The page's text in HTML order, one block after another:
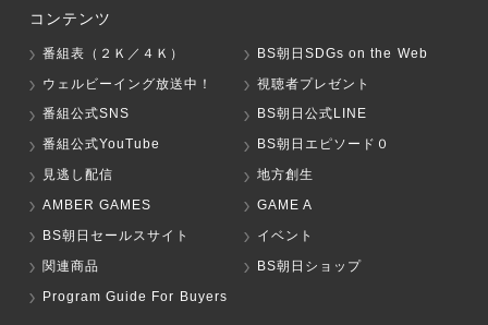
コンテンツ
番組表（２Ｋ／４Ｋ）
BS朝日SDGs on the Web
ウェルビーイング放送中！
視聴者プレゼント
番組公式SNS
BS朝日公式LINE
番組公式YouTube
BS朝日エピソード０
見逃し配信
地方創生
AMBER GAMES
GAME A
BS朝日セールスサイト
イベント
関連商品
BS朝日ショップ
Program Guide For Buyers